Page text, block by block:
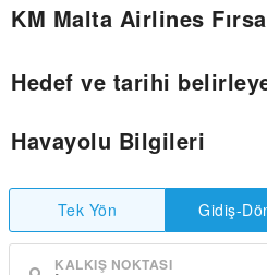
KM Malta Airlines
Hedef ve tarihi
Havayolu Bilgileri
Tek Yön Gidiş-
KALKIŞ NOKTASI